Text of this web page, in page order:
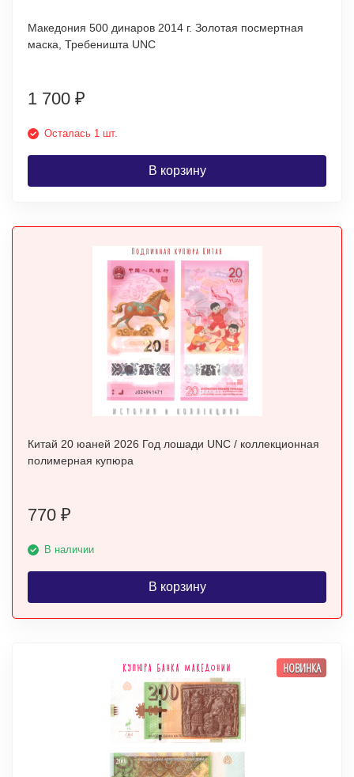
Македония 500 динаров 2014 г. Золотая посмертная
маска, Требеништа UNC
1 700 ₽
Осталась 1 шт.
В корзину
Китай 20 юаней 2026 Год лошади UNC / коллекционная
полимерная купюра
770 ₽
В наличии
В корзину
НОВИНКА